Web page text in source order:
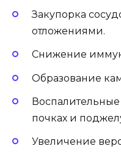
Закупорка
отложениями.
Снижение
Образование
почках и
Увеличение